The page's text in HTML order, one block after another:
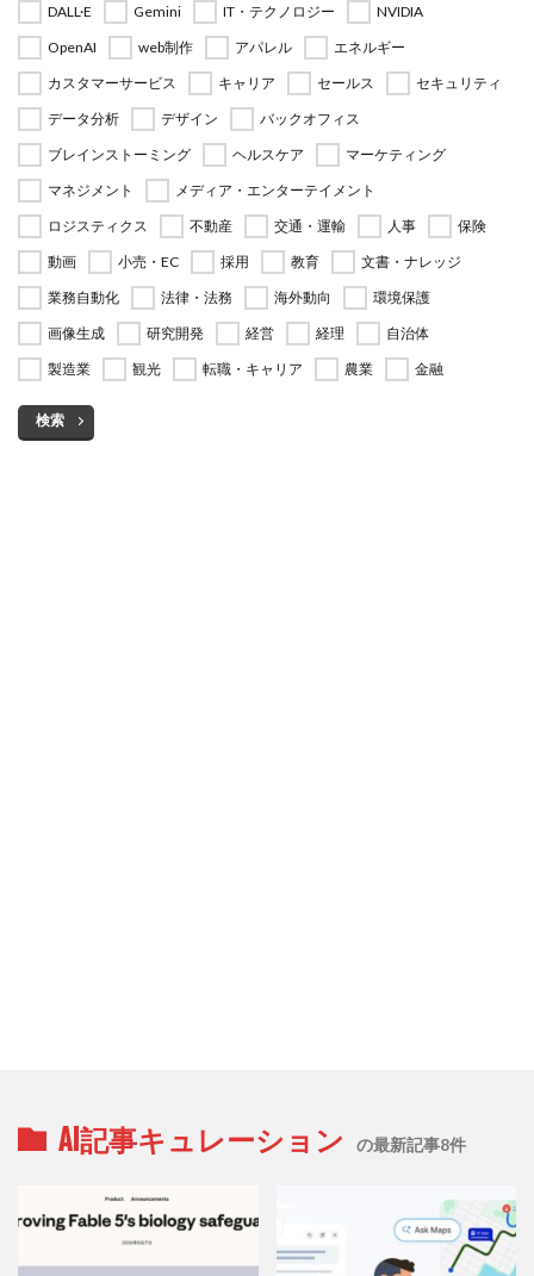
DALL·E
Gemini IT・テクノロジー
NVIDIA
OpenAI
web制作 アパレル
エネルギー
カスタマーサービス
キャリア セールス
セキュリティ
データ分析
デザイン
バックオフィス
ブレインストーミング
ヘルスケア
マーケティング
マネジメント
メディア・エンターテイメント
ロジスティクス
不動産 交通・運輸 人事
保険
動画
小売・EC 採用 教育
文書・ナレッジ
業務自動化
法律・法務 海外動向
環境保護
画像生成
研究開発 経営 経理
自治体
製造業
観光 転職・キャリア 農業 金融
検索
AI記事キュレーション の最新記事8件